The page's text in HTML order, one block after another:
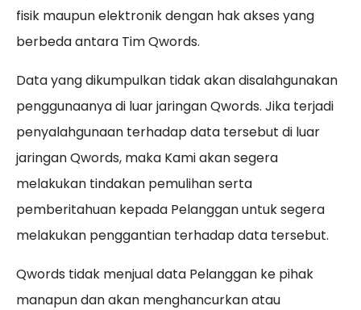
fisik maupun elektronik dengan hak akses yang
berbeda antara Tim Qwords.
Data yang dikumpulkan tidak akan disalahgunakan
penggunaanya di luar jaringan Qwords. Jika terjadi
penyalahgunaan terhadap data tersebut di luar
jaringan Qwords, maka Kami akan segera
melakukan tindakan pemulihan serta
pemberitahuan kepada Pelanggan untuk segera
melakukan penggantian terhadap data tersebut.
Qwords tidak menjual data Pelanggan ke pihak
manapun dan akan menghancurkan atau